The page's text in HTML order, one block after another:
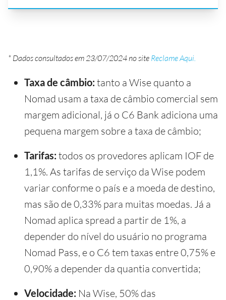
* Dados consultados em 23/07/2024 no site Reclame Aqui.
Taxa de câmbio: tanto a Wise quanto a
Nomad usam a taxa de câmbio comercial sem
margem adicional, já o C6 Bank adiciona uma
pequena margem sobre a taxa de câmbio;
Tarifas: todos os provedores aplicam IOF de
1,1%. As tarifas de serviço da Wise podem
variar conforme o país e a moeda de destino,
mas são de 0,33% para muitas moedas. Já a
Nomad aplica spread a partir de 1%, a
depender do nível do usuário no programa
Nomad Pass, e o C6 tem taxas entre 0,75% e
0,90% a depender da quantia convertida;
Velocidade: Na Wise, 50% das